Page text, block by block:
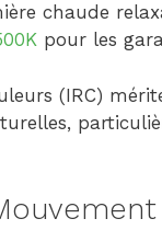
chaude
pour les
(IRC)